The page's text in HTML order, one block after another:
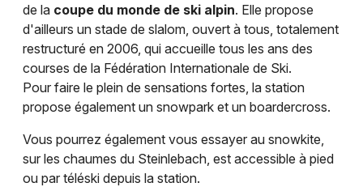
de la coupe du monde de ski alpin. Elle propose
d'ailleurs un stade de slalom, ouvert à tous, totalement
restructuré en 2006, qui accueille tous les ans des
courses de la Fédération Internationale de Ski.
Pour faire le plein de sensations fortes, la station
propose également un snowpark et un boardercross.
Vous pourrez également vous essayer au snowkite,
sur les chaumes du Steinlebach, est accessible à pied
ou par téléski depuis la station.